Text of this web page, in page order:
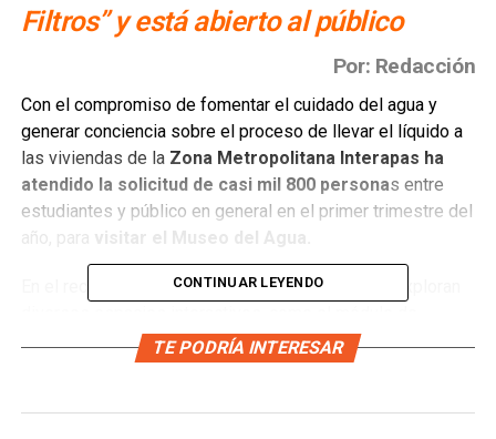
Filtros” y está abierto al público
Por: Redacción
Con el compromiso de fomentar el cuidado del agua y
generar conciencia sobre el proceso de llevar el líquido a
las viviendas de laZona Metropolitana Interapas ha
atendido la solicitud de casi mil 800 personas entre
estudiantes y público en general en el primer trimestre del
año, para visitar el Museo del Agua.
En el recorrido por el museo las y los visitantes exploran
simulación de ducha, diseñado para reflexionar sobre el
consumo responsable y la huella hídrica que generamos
CONTINUAR LEYENDO
TE PODRÍA INTERESAR